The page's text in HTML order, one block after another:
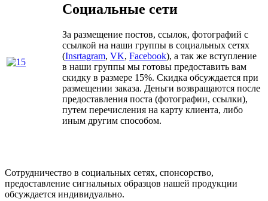
Социальные сети
За размещение постов, ссылок, фотографий с
ссылкой на наши группы в социальных сетях
(Insrtagram, VK, Facebook), а так же вступление
в наши группы мы готовы предоставить вам
скидку в размере 15%. Скидка обсуждается при
размещении заказа. Деньги возвращаются после
предоставления поста (фотографии, ссылки),
путем перечисления на карту клиента, либо
иным другим способом.
Сотрудничество в социальных сетях, спонсорство,
предоставление сигнальных образцов нашей продукции
обсуждается индивидуально.